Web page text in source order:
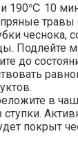
190℃ 10
пряные
чеснока,
Подлейте
до
в
покрыт